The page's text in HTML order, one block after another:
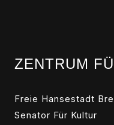
ZENTRUM
Freie Hansestadt
Senator Für Kultur